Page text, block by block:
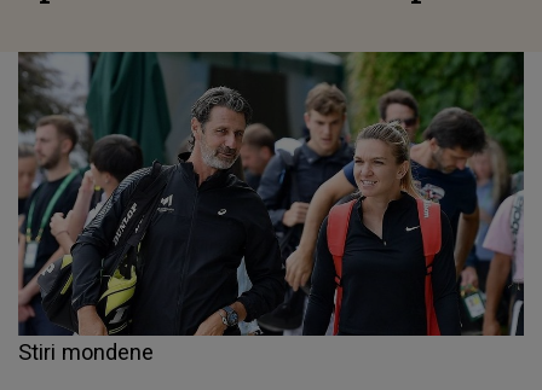
Stiri mondene